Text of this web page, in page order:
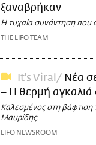
ξαναβρήκαν
Η τυχαία συνάντηση που
THE LIFO TEAM
It's Viral
Νέα
– Η θερμή αγκαλιά
Καλεσμένος στη βάφτιση
Μαυρίδης.
LIFO NEWSROOM